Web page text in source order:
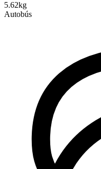
5.62kg
Autobús